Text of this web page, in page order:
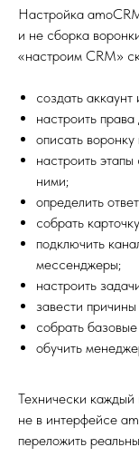
Настройка
и не сборка
«настроим CRM»
создать аккаунт
настроить права
описать
настроить
ними;
определить
собрать
подключить
мессенджеры;
настроить
завести причины
собрать
обучить
Технически каждый
не в интерфейсе
переложить